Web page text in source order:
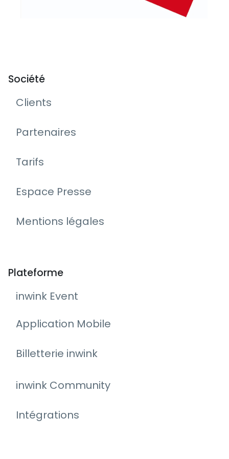
Société
Clients
Partenaires
Tarifs
Espace Presse
Mentions légales
Plateforme
inwink Event
Application Mobile
Billetterie inwink
inwink Community
Intégrations